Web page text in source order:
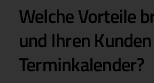
Welche Vorteile
und Ihren
Terminkalender?